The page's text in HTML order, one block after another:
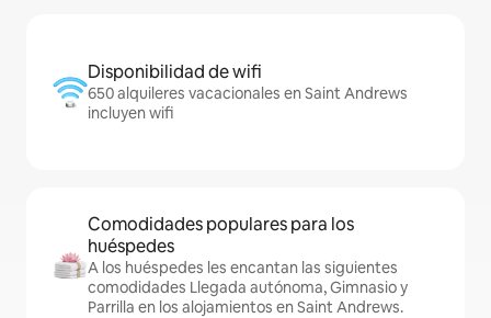
Disponibilidad de wifi
650 alquileres vacacionales en Saint Andrews
incluyen wifi
Comodidades populares para los
huéspedes
A los huéspedes les encantan las siguientes
comodidades Llegada autónoma, Gimnasio y
Parrilla en los alojamientos en Saint Andrews.